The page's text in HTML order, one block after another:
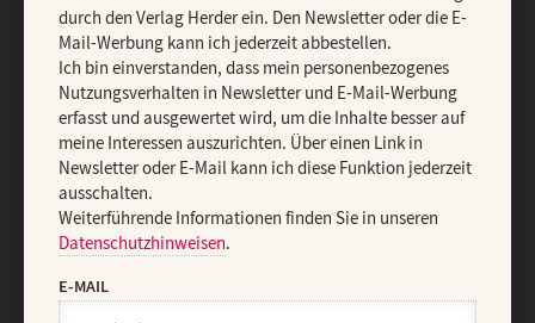
Impressum
Vertrag widerrufen Abo online kündigen
durch den Verlag Herder ein. Den Newsletter oder die E-
Mail-Werbung kann ich jederzeit abbestellen.
Ich bin einverstanden, dass mein personenbezogenes
Nutzungsverhalten in Newsletter und E-Mail-Werbung
erfasst und ausgewertet wird, um die Inhalte besser auf
meine Interessen auszurichten. Über einen Link in
Newsletter oder E-Mail kann ich diese Funktion jederzeit
ausschalten.
Weiterführende Informationen finden Sie in unseren
Datenschutzhinweisen.
E-MAIL